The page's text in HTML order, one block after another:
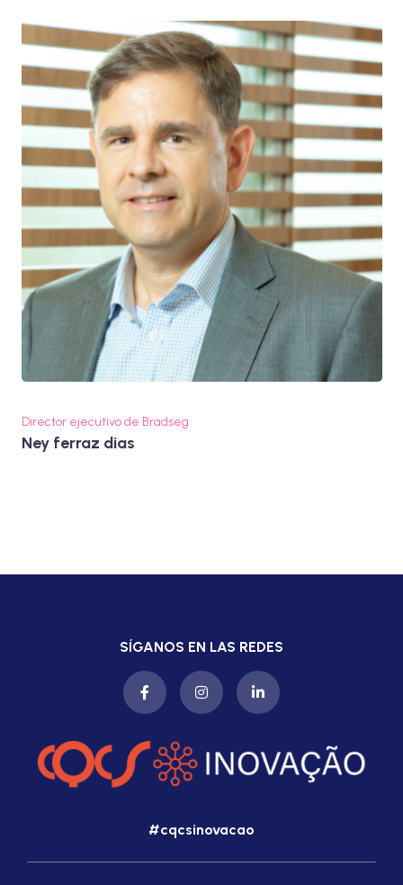
Director ejecutivo de Bradseg
Ney ferraz dias
SÍGANOS EN LAS REDES
#cqcsinovacao